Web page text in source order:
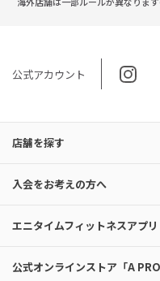
公式アカウント
店舗を探す
入会をお考えの方へ
エニタイムフィットネスアプリ
公式オンラインストア「A